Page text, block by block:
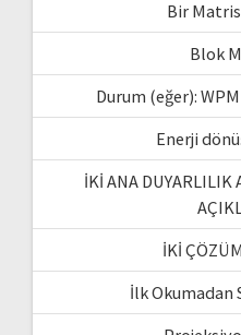
Bir
Blok
Durum (eğer):
Enerji
İKİ ANA DUYARLILIK
İKİ
İlk Okumadan